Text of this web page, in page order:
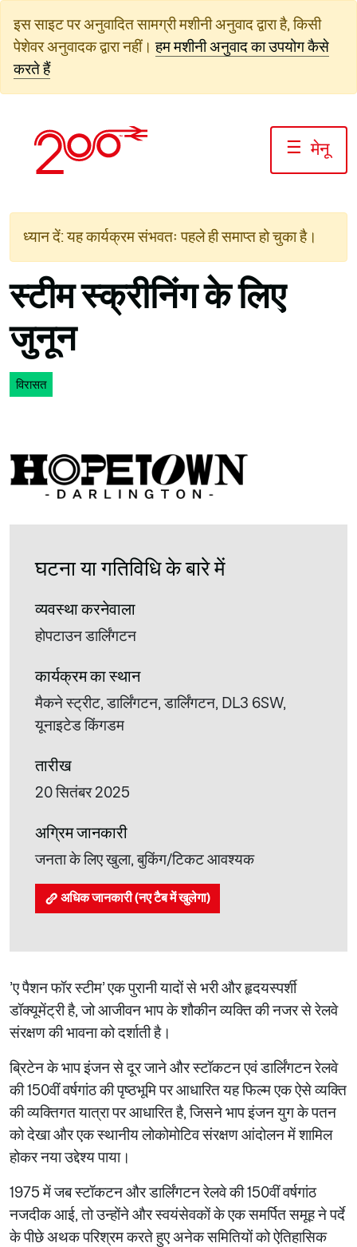
जाएं
इस साइट पर अनुवादित सामग्री मशीनी अनुवाद द्वारा है, किसी
पेशेवर अनुवादक द्वारा नहीं। हम मशीनी अनुवाद का उपयोग कैसे
करते हैं
☰ मेनू
ध्यान दें: यह कार्यक्रम संभवतः पहले ही समाप्त हो चुका है।
स्टीम स्क्रीनिंग के लिए
जुनून
विरासत
घटना या गतिविधि के बारे में
व्यवस्था करनेवाला
होपटाउन डार्लिंगटन
कार्यक्रम का स्थान
मैकने स्ट्रीट, डार्लिंगटन, डार्लिंगटन, DL3 6SW,
यूनाइटेड किंगडम
तारीख
20 सितंबर 2025
अग्रिम जानकारी
जनता के लिए खुला, बुकिंग/टिकट आवश्यक
अधिक जानकारी (नए टैब में खुलेगा)
'ए पैशन फॉर स्टीम' एक पुरानी यादों से भरी और हृदयस्पर्शी
डॉक्यूमेंट्री है, जो आजीवन भाप के शौकीन व्यक्ति की नजर से रेलवे
संरक्षण की भावना को दर्शाती है।
ब्रिटेन के भाप इंजन से दूर जाने और स्टॉकटन एवं डार्लिंगटन रेलवे
की 150वीं वर्षगांठ की पृष्ठभूमि पर आधारित यह फिल्म एक ऐसे व्यक्ति
की व्यक्तिगत यात्रा पर आधारित है, जिसने भाप इंजन युग के पतन
को देखा और एक स्थानीय लोकोमोटिव संरक्षण आंदोलन में शामिल
होकर नया उद्देश्य पाया।
1975 में जब स्टॉकटन और डार्लिंगटन रेलवे की 150वीं वर्षगांठ
नजदीक आई, तो उन्होंने और स्वयंसेवकों के एक समर्पित समूह ने पर्दे
के पीछे अथक परिश्रम करते हुए अनेक समितियों को ऐतिहासिक